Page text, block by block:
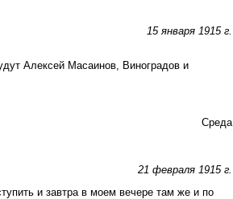
15 января 1915 г.
Алексей Масаинов, Виноградов и
Среда
21 февраля 1915 г.
и завтра в моем вечере там же и по